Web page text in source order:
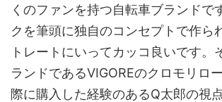
くのファンを持つ自転車ブランドで
クを筆頭に独自のコンセプトで作ら
トレートにいってカッコ良いです。
ランドであるVIGOREのクロモリロ
際に購入した経験のあるQ太郎の視